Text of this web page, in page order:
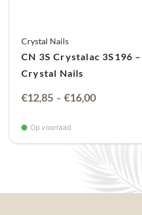
Crystal Nails
CN 3S Crystalac 3S196
Crystal Nails
€12,85 - €16,00Prijsklasse:
€16,00
Op voorraad